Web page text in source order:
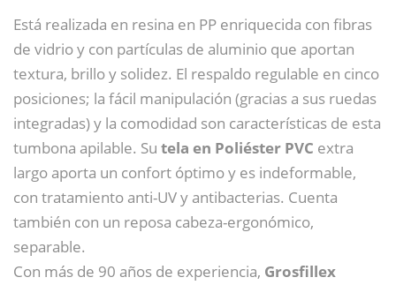
Está realizada en resina en PP enriquecida con fibras
de vidrio y con partículas de aluminio que aportan
textura, brillo y solidez. El respaldo regulable en cinco
posiciones; la fácil manipulación (gracias a sus ruedas
integradas) y la comodidad son características de esta
tumbona apilable. Su tela en Poliéster PVC extra
largo aporta un confort óptimo y es indeformable,
con tratamiento anti-UV y antibacterias. Cuenta
también con un reposa cabeza-ergonómico,
separable.
Con más de 90 años de experiencia, Grosfillex